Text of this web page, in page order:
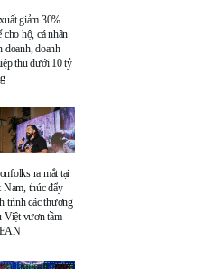
giảm 30%
cho hộ, cá nhân
doanh, doanh
thu dưới 10 tỷ
ra mắt tại
Nam, thúc đẩy
trình các thương
Việt vươn tầm